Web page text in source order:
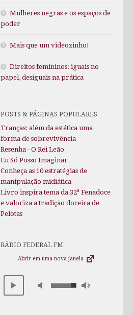
Mulheres negras e os espaços de
poder
Mais que um videozinho!
Direitos femininos: iguais no
papel, desiguais na prática
POSTS & PÁGINAS POPULARES
Tranças: além da estética uma
forma de sobrevivência
Resenha - O Rei Leão
Eu Só Posso Imaginar
Conheça as 10 estratégias de
manipulação midiática
Livro inspira tema da 32ª Fenadoce
e valoriza a tradição doceira de
Pelotas
RÁDIO FEDERAL FM
Abrir em uma nova janela